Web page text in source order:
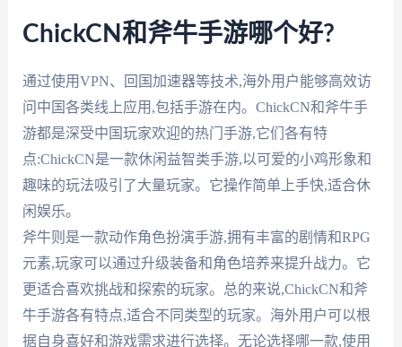
ChickCN和斧牛手游哪个好?
通过使用VPN、回国加速器等技术,海外用户能够高效访
问中国各类线上应用,包括手游在内。ChickCN和斧牛手
游都是深受中国玩家欢迎的热门手游,它们各有特
点:ChickCN是一款休闲益智类手游,以可爱的小鸡形象和
趣味的玩法吸引了大量玩家。它操作简单上手快,适合休
闲娱乐。
斧牛则是一款动作角色扮演手游,拥有丰富的剧情和RPG
元素,玩家可以通过升级装备和角色培养来提升战力。它
更适合喜欢挑战和探索的玩家。总的来说,ChickCN和斧
牛手游各有特点,适合不同类型的玩家。海外用户可以根
据自身喜好和游戏需求进行选择。无论选择哪一款,使用